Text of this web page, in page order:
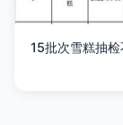
15批次雪糕抽